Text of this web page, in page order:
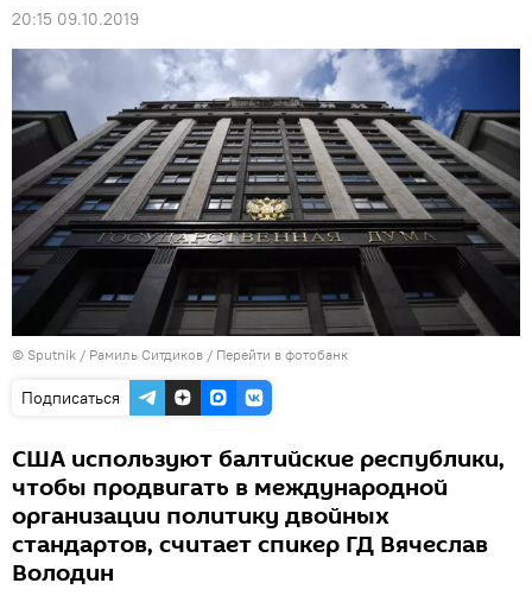
20:15 09.10.2019
© Sputnik / Рамиль Ситдиков / Перейти в фотобанк
Подписаться
США используют балтийские республики,
чтобы продвигать в международной
организации политику двойных
стандартов, считает спикер ГД Вячеслав
Володин